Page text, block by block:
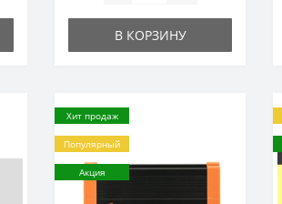
В КОРЗИНУ
Хит продаж
Популярный
Акция